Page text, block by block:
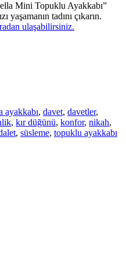
Mini Topuklu Ayakkabı”
yaşamanın tadını çıkarın.
ulaşabilirsiniz.
ayakkabı, davet, davetler,
, kır düğünü, konfor, nikah,
, süsleme, topuklu ayakkabı